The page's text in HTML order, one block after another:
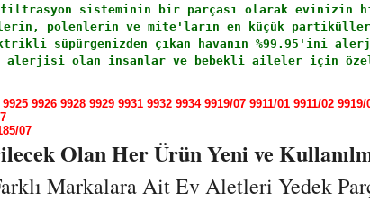
sisteminin bir parçası olarak evinizin
polenlerin ve mite'ların en küçük
süpürgenizden çıkan havanın %99.95'ini
alerjisi olan insanlar ve bebekli aileler için
9926 9928 9929 9931 9932 9934 9919/07 9911/01 9911/02 9919/
07
Olan Her Ürün Yeni ve
Markalara Ait Ev Aletleri Yedek